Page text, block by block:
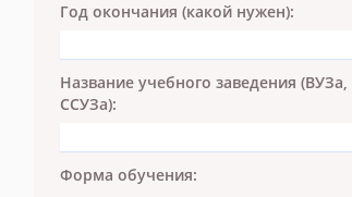
Год окончания (какой нужен):
Название учебного заведения (ВУЗа,
ССУЗа):
Форма обучения: